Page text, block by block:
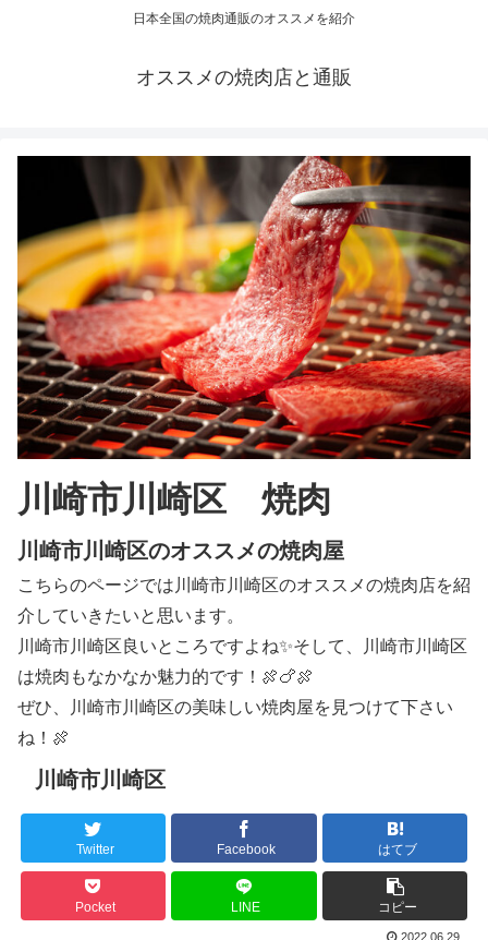
日本全国の焼肉通販のオススメを紹介
オススメの焼肉店と通販
川崎市川崎区 焼肉
川崎市川崎区のオススメの焼肉屋
こちらのページでは川崎市川崎区のオススメの焼肉店を紹
介していきたいと思います。
川崎市川崎区良いところですよね✨そして、川崎市川崎区
は焼肉もなかなか魅力的です！🍖🍗🍖
ぜひ、川崎市川崎区の美味しい焼肉屋を見つけて下さい
ね！🍖
川崎市川崎区
Twitter Facebook はてブ
Pocket LINE コピー
2022.06.29